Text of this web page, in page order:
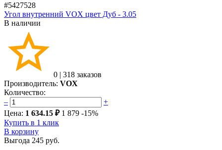
#5427528
Угол внутренний VOX цвет Дуб - 3.05
В наличии
0 | 318 заказов
Производитель: VOX
Количество:
–
+
Цена: 1 634.15 ₽ 1 879 -15%
Купить в 1 клик
В корзину
Выгода 245 руб.